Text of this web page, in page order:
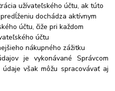
užívateľského účtu, ak túto
dochádza aktívnym
účtu, čiže pri každom
účtu
nákupného zážitku
je vykonávané Správcom
však môžu spracovávať aj